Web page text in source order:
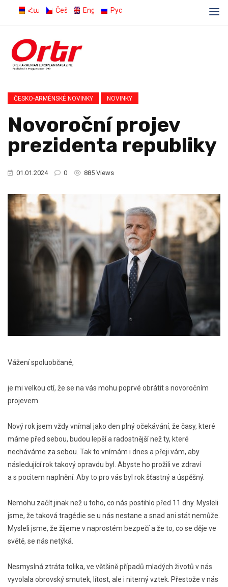
ՀայերենČeština English Русский
ČESKO-ARMÉNSKÉ NOVINKY NOVINKY
Novoroční projev
prezidenta republiky
01.01.2024 0 885 Views
Vážení spoluobčané,
je mi velkou ctí, že se na vás mohu poprvé obrátit s novoročním
projevem.
Nový rok jsem vždy vnímal jako den plný očekávání, že časy, které
máme před sebou, budou lepší a radostnější než ty, které
necháváme za sebou. Tak to vnímám i dnes a přeji vám, aby
následující rok takový opravdu byl. Abyste ho prožili ve zdraví
a s pocitem naplnění. Aby to pro vás byl rok šťastný a úspěšný.
Nemohu začít jinak než u toho, co nás postihlo před 11 dny. Mysleli
jsme, že taková tragédie se u nás nestane a snad ani stát nemůže.
Mysleli jsme, že žijeme v naprostém bezpečí a že to, co se děje ve
světě, se nás netýká.
Nesmyslná ztráta tolika, ve většině případů mladých životů v nás
vyvolala obrovský smutek, lítost, ale i niterný vztek. Přestože v nás